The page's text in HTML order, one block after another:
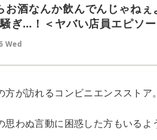
お酒なんか飲んでんじゃね
ぎ…！＜ヤバい店員エピソー
Wed
方が訪れるコンビニエンスストア。
思わぬ言動に困惑した方もいるよ